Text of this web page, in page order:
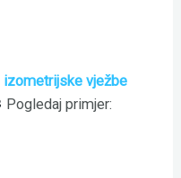
izometrijske vježbe
Pogledaj primjer: